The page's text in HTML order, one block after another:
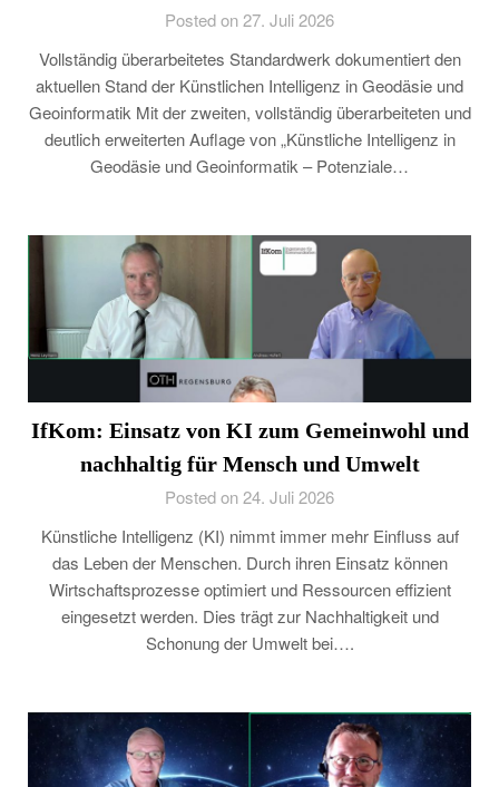
Posted on 27. Juli 2026
Vollständig überarbeitetes Standardwerk dokumentiert den
aktuellen Stand der Künstlichen Intelligenz in Geodäsie und
Geoinformatik Mit der zweiten, vollständig überarbeiteten und
deutlich erweiterten Auflage von „Künstliche Intelligenz in
Geodäsie und Geoinformatik – Potenziale…
IfKom: Einsatz von KI zum Gemeinwohl und
nachhaltig für Mensch und Umwelt
Posted on 24. Juli 2026
Künstliche Intelligenz (KI) nimmt immer mehr Einfluss auf
das Leben der Menschen. Durch ihren Einsatz können
Wirtschaftsprozesse optimiert und Ressourcen effizient
eingesetzt werden. Dies trägt zur Nachhaltigkeit und
Schonung der Umwelt bei….